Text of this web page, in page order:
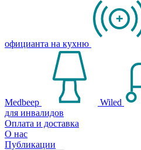
официанта на кухню
Medbeep Wiled
для инвалидов
Оплата и доставка
О нас
Публикации